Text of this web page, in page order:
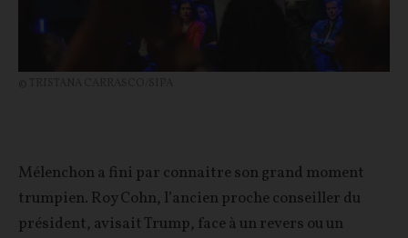
Mélenchon a fini par connaitre son grand moment
trumpien. Roy Cohn, l’ancien proche conseiller du
président, avisait Trump, face à un revers ou un